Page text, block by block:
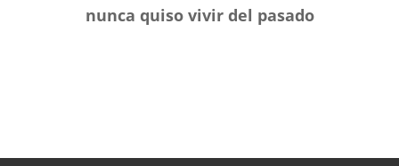
nunca quiso vivir del pasado